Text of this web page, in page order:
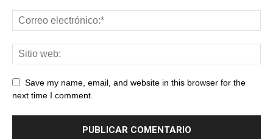
Save my name, email, and website in this browser for the
next time I comment.